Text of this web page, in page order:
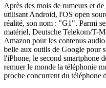
Après des mois de rumeurs et
utilisant Android, l'OS open
réalité, son nom : "G1". Parmi
matériel, Deutsche Telekom/T-
Amazon pour les contenus
belle aux outils de Google pour
l'iPhone, le second smartphone
remuer le monde la téléphonie
proche concurrent du téléphone